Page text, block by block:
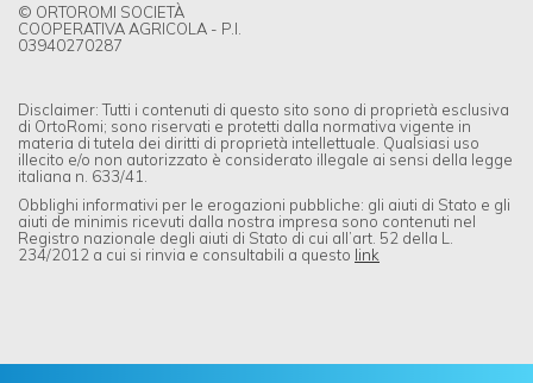
© ORTOROMI SOCIETÀ
COOPERATIVA AGRICOLA - P.I.
03940270287
Disclaimer: Tutti i contenuti di questo sito sono di proprietà esclusiva
di OrtoRomi; sono riservati e protetti dalla normativa vigente in
materia di tutela dei diritti di proprietà intellettuale. Qualsiasi uso
illecito e/o non autorizzato è considerato illegale ai sensi della legge
italiana n. 633/41.
Obblighi informativi per le erogazioni pubbliche: gli aiuti di Stato e gli
aiuti de minimis ricevuti dalla nostra impresa sono contenuti nel
Registro nazionale degli aiuti di Stato di cui all’art. 52 della L.
234/2012 a cui si rinvia e consultabili a questo link